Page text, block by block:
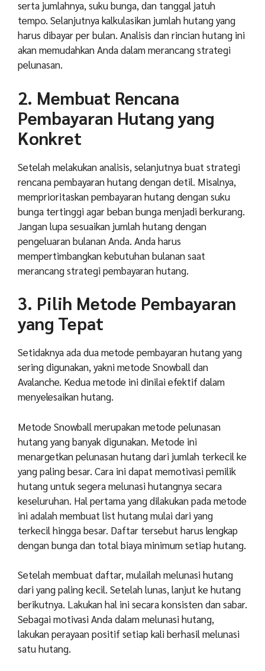
serta jumlahnya, suku bunga, dan tanggal jatuh
tempo. Selanjutnya kalkulasikan jumlah hutang yang
harus dibayar per bulan. Analisis dan rincian hutang ini
akan memudahkan Anda dalam merancang strategi
pelunasan.
2. Membuat Rencana
Pembayaran Hutang yang
Konkret
Setelah melakukan analisis, selanjutnya buat strategi
rencana pembayaran hutang dengan detil. Misalnya,
memprioritaskan pembayaran hutang dengan suku
bunga tertinggi agar beban bunga menjadi berkurang.
Jangan lupa sesuaikan jumlah hutang dengan
pengeluaran bulanan Anda. Anda harus
mempertimbangkan kebutuhan bulanan saat
merancang strategi pembayaran hutang.
3. Pilih Metode Pembayaran
yang Tepat
Setidaknya ada dua metode pembayaran hutang yang
sering digunakan, yakni metode Snowball dan
Avalanche. Kedua metode ini dinilai efektif dalam
menyelesaikan hutang.
Metode Snowball merupakan metode pelunasan
hutang yang banyak digunakan. Metode ini
menargetkan pelunasan hutang dari jumlah terkecil ke
yang paling besar. Cara ini dapat memotivasi pemilik
hutang untuk segera melunasi hutangnya secara
keseluruhan. Hal pertama yang dilakukan pada metode
ini adalah membuat list hutang mulai dari yang
terkecil hingga besar. Daftar tersebut harus lengkap
dengan bunga dan total biaya minimum setiap hutang.
Setelah membuat daftar, mulailah melunasi hutang
dari yang paling kecil. Setelah lunas, lanjut ke hutang
berikutnya. Lakukan hal ini secara konsisten dan sabar.
Sebagai motivasi Anda dalam melunasi hutang,
lakukan perayaan positif setiap kali berhasil melunasi
satu hutang.